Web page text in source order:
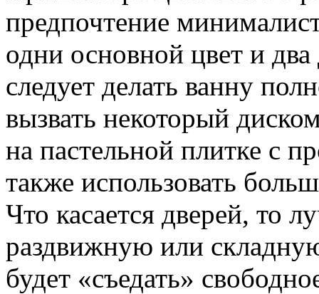
предпочтение
одни основной цвет и
следует делать ванну
вызвать некоторый
на пастельной плитке с
также использовать
Что касается дверей, то
раздвижную или
будет «съедать»